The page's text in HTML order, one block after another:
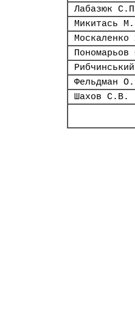
Лабазюк
Микитась
Фельдман
Шахов С.В.